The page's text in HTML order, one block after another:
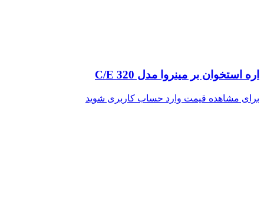
اره استخوان بر مینروا مدل C/E 320
برای مشاهده قیمت وارد حساب کاربری شوید